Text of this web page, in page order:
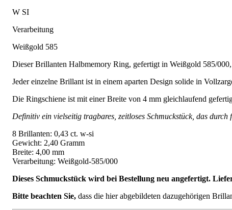
W SI
Verarbeitung
Weißgold 585
Dieser Brillanten Halbmemory Ring, gefertigt in Weißgold 585/
Jeder einzelne Brillant ist in einem aparten Design solide in
Die Ringschiene ist mit einer Breite von 4 mm gleichlaufend
Definitiv ein vielseitig tragbares, zeitloses Schmuckstück, das
8 Brillanten: 0,43 ct. w-si
Gewicht: 2,40 Gramm
Breite: 4,00 mm
Verarbeitung: Weißgold-585/000
Dieses Schmuckstück wird bei Bestellung neu angefertigt.
Bitte beachten Sie, dass die hier abgebildeten dazugehörigen